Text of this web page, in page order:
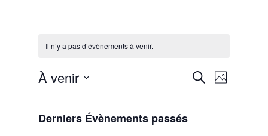
Il n’y a pas d’évènements à venir.
Recherche
Recherche
de
Photo
À venir
date
of
Derniers Évènements passés